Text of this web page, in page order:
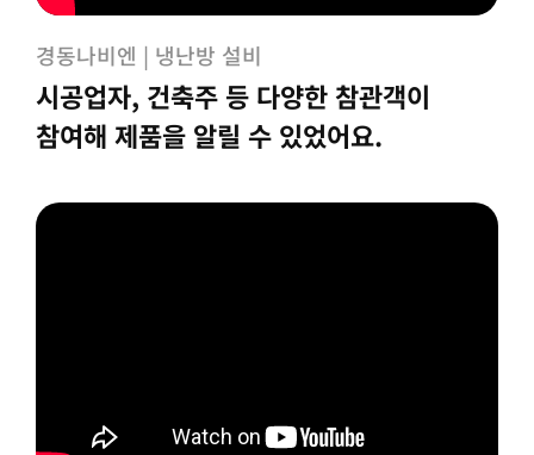
경동나비엔 | 냉난방 설비
시공업자, 건축주 등 다양한 참관객이
참여해 제품을 알릴 수 있었어요.